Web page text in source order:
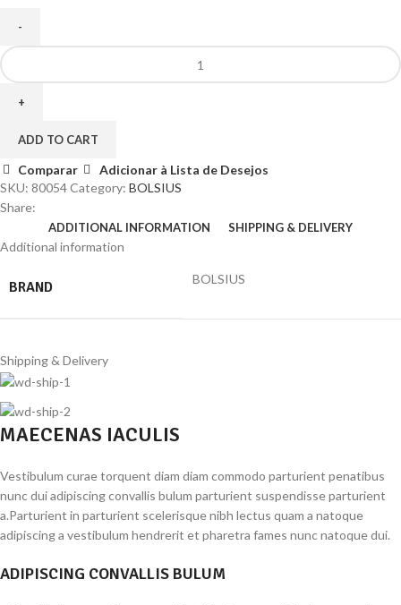
BOLSIUS
VELA
120/58
WOOD
quantity
ADD TO CART
Comparar
Adicionar à Lista de Desejos
SKU: 80054Category: BOLSIUS
Share:
ADDITIONAL INFORMATION SHIPPING & DELIVERY
Additional information
BRAND BOLSIUS
Shipping & Delivery
MAECENAS IACULIS
Vestibulum curae torquent diam diam commodo parturient penatibus
nunc dui adipiscing convallis bulum parturient suspendisse parturient
a.Parturient in parturient scelerisque nibh lectus quam a natoque
adipiscing a vestibulum hendrerit et pharetra fames nunc natoque dui.
ADIPISCING CONVALLIS BULUM